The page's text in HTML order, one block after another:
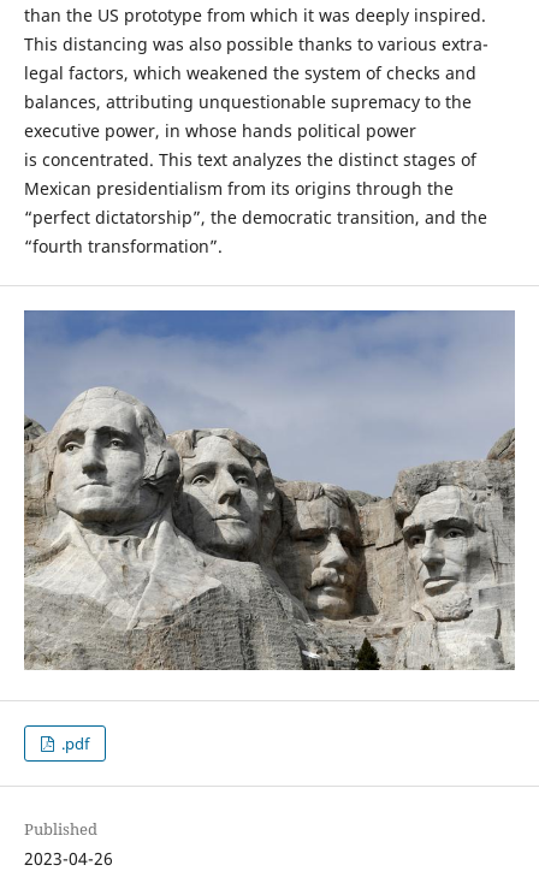
than the US prototype from which it was deeply inspired.
This distancing was also possible thanks to various extra-
legal factors, which weakened the system of checks and
balances, attributing unquestionable supremacy to the
executive power, in whose hands political power
is concentrated. This text analyzes the distinct stages of
Mexican presidentialism from its origins through the
“perfect dictatorship”, the democratic transition, and the
“fourth transformation”.
.pdf
Published
2023-04-26